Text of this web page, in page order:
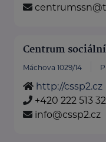
Centrum
Máchova 1029/14
http://cssp2.cz
+420 222 513
info@cssp2.cz